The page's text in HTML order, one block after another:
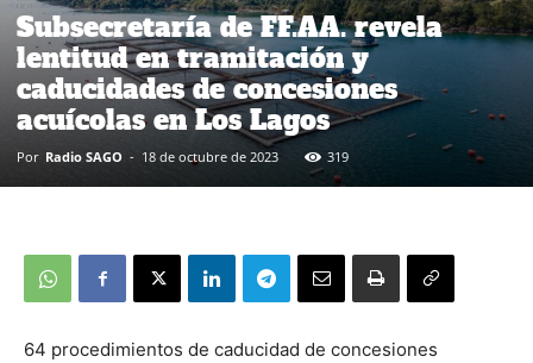
Subsecretaría de FF.AA. revela
lentitud en tramitación y
caducidades de concesiones
acuícolas en Los Lagos
Por Radio SAGO - 18 de octubre de 2023 319
64 procedimientos de caducidad de concesiones